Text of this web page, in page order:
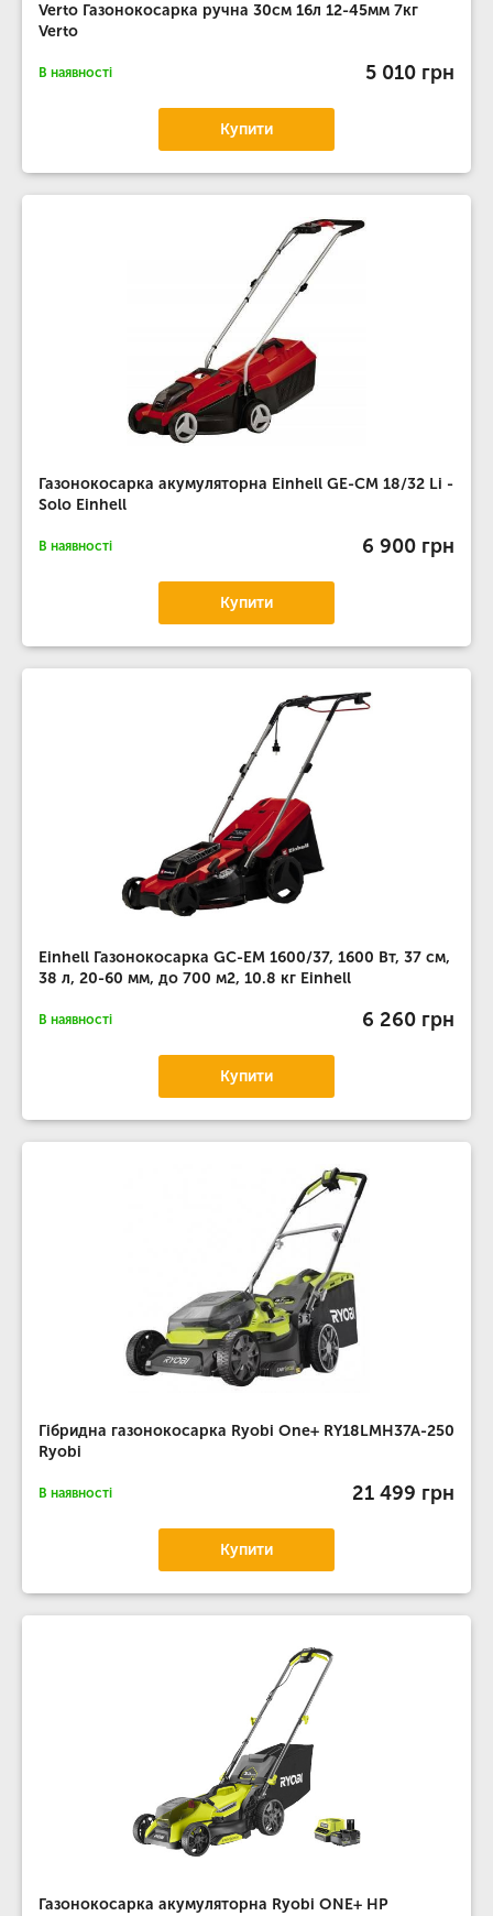
Verto Газонокосарка ручна 30см 16л 12-45мм 7кг
Verto
В наявності 5 010 грн
Купити
Газонокосарка акумуляторна Einhell GE-CM 18/32 Li -
Solo Einhell
В наявності 6 900 грн
Купити
Einhell Газонокосарка GC-EM 1600/37, 1600 Вт, 37 см,
38 л, 20-60 мм, до 700 м2, 10.8 кг Einhell
В наявності 6 260 грн
Купити
Гібридна газонокосарка Ryobi One+ RY18LMH37A-250
Ryobi
В наявності 21 499 грн
Купити
Газонокосарка акумуляторна Ryobi ONE+ HP